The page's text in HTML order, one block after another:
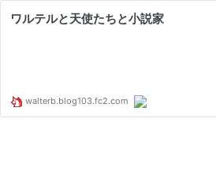
ワルテルと天使たちと小説家
walterb.blog103.fc2.com